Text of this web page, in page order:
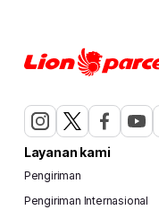
Layanan kami
Pengiriman
Pengiriman Internasional